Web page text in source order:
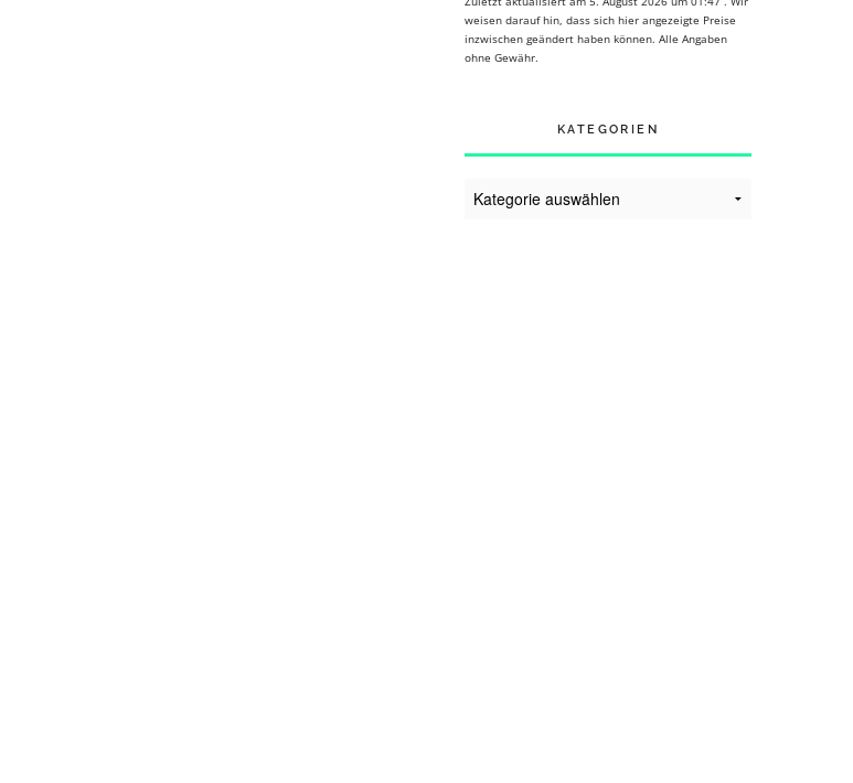
weisen darauf hin, dass sich hier angezeigte Preise
inzwischen geändert haben können. Alle Angaben
ohne Gewähr.
KATEGORIEN
Kategorien